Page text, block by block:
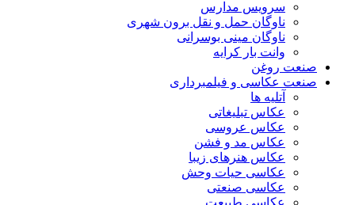
سرویس مدارس
ناوگان حمل و نقل برون شهری
ناوگان مینی بوسرانی
وانت بار کرایه
صنعت روغن
صنعت عکاسی و فیلمبرداری
آتلیه ها
عکاس تبلیغاتی
عکاس عروسی
عکاس مد و فشن
عکاس هنرهای زیبا
عکاسی حیات وحش
عکاسی صنعتی